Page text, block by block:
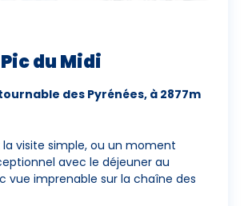
du Midi
des Pyrénées, à 2877m
visite simple, ou un moment
avec le déjeuner au
vue imprenable sur la chaîne des